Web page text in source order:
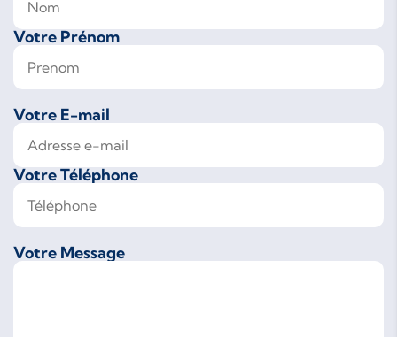
Votre Prénom
Votre E-mail
Votre Téléphone
Votre Message